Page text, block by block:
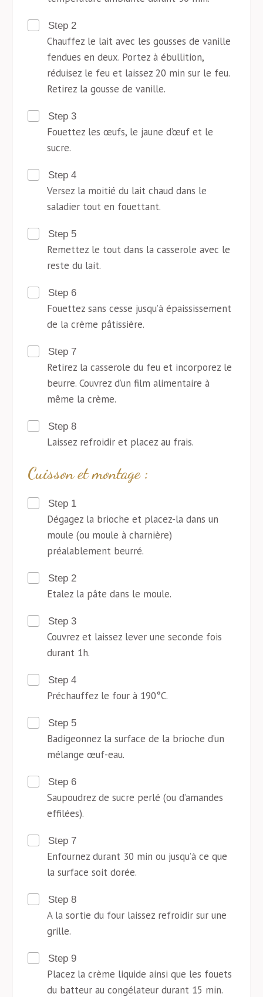
Step 2
Chauffez le lait avec les gousses de vanille
fendues en deux. Portez à ébullition,
réduisez le feu et laissez 20 min sur le feu.
Retirez la gousse de vanille.
Step 3
Fouettez les œufs, le jaune d’œuf et le
sucre.
Step 4
Versez la moitié du lait chaud dans le
saladier tout en fouettant.
Step 5
Remettez le tout dans la casserole avec le
reste du lait.
Step 6
Fouettez sans cesse jusqu’à épaississement
de la crème pâtissière.
Step 7
Retirez la casserole du feu et incorporez le
beurre. Couvrez d’un film alimentaire à
même la crème.
Step 8
Laissez refroidir et placez au frais.
Cuisson et montage :
Step 1
Dégagez la brioche et placez-la dans un
moule (ou moule à charnière)
préalablement beurré.
Step 2
Etalez la pâte dans le moule.
Step 3
Couvrez et laissez lever une seconde fois
durant 1h.
Step 4
Préchauffez le four à 190°C.
Step 5
Badigeonnez la surface de la brioche d’un
mélange œuf-eau.
Step 6
Saupoudrez de sucre perlé (ou d’amandes
effilées).
Step 7
Enfournez durant 30 min ou jusqu’à ce que
la surface soit dorée.
Step 8
A la sortie du four laissez refroidir sur une
grille.
Step 9
Placez la crème liquide ainsi que les fouets
du batteur au congélateur durant 15 min.